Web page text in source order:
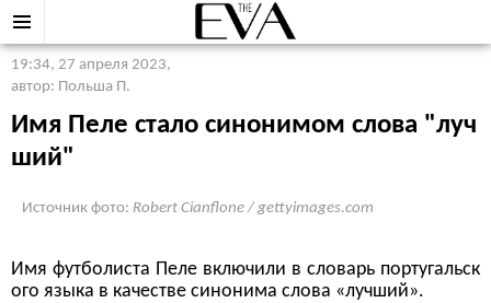
19:34, 27 апреля 2023,
автор: Польша П.
Имя Пеле стало синонимом слова "луч
ший"
Источник фото: Robert Cianflone / gettyimages.com
Имя футболиста Пеле включили в словарь португальск
ого языка в качестве синонима слова «лучший».